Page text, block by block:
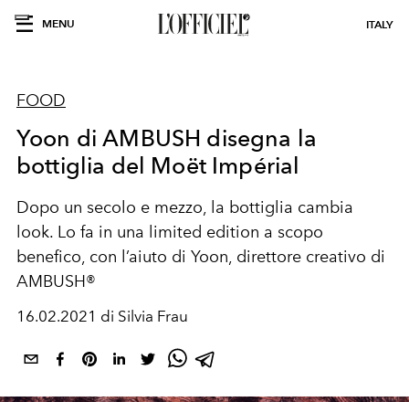
MENU ITALY
FOOD
Yoon di AMBUSH disegna la
bottiglia del Moët Impérial
Dopo un secolo e mezzo, la bottiglia cambia
look. Lo fa in una limited edition a scopo
benefico, con l’aiuto di Yoon, direttore creativo di
AMBUSH®
16.02.2021 di Silvia Frau